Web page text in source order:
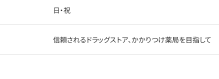
日・祝
信頼されるドラッグストア、かかりつけ薬局を目指して